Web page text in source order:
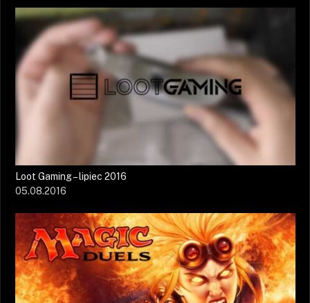
Loot Gaming – lipiec 2016
05.08.2016